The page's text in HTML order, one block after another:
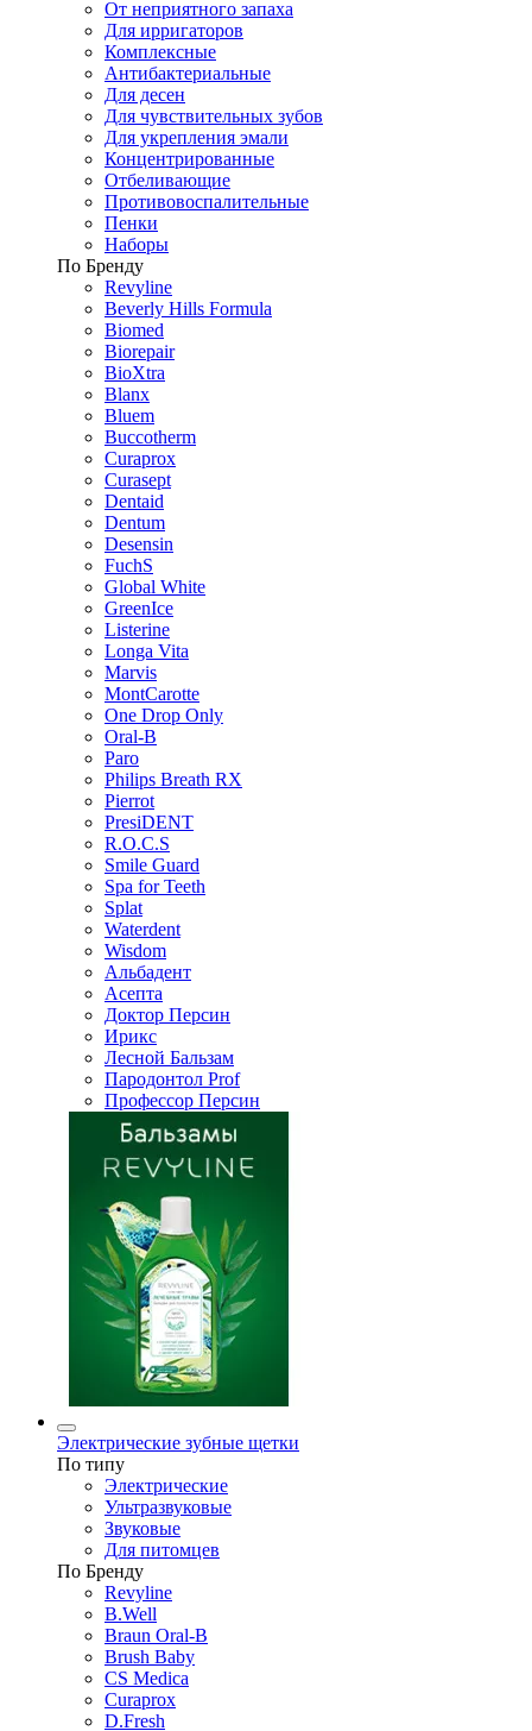
От неприятного запаха
Для ирригаторов
Комплексные
Антибактериальные
Для десен
Для чувствительных зубов
Для укрепления эмали
Концентрированные
Отбеливающие
Противовоспалительные
Пенки
Наборы
По Бренду
Revyline
Beverly Hills Formula
Biomed
Biorepair
BioXtra
Blanx
Bluem
Buccotherm
Curaprox
Curasept
Dentaid
Dentum
Desensin
FuchS
Global White
GreenIce
Listerine
Longa Vita
Marvis
MontCarotte
One Drop Only
Oral-B
Paro
Philips Breath RX
Pierrot
PresiDENT
R.O.C.S
Smile Guard
Spa for Teeth
Splat
Waterdent
Wisdom
Альбадент
Асепта
Доктор Персин
Ирикс
Лесной Бальзам
Пародонтол Prof
Профессор Персин
Электрические зубные щетки
По типу
Электрические
Ультразвуковые
Звуковые
Для питомцев
По Бренду
Revyline
B.Well
Braun Oral-B
Brush Baby
CS Medica
Curaprox
D.Fresh